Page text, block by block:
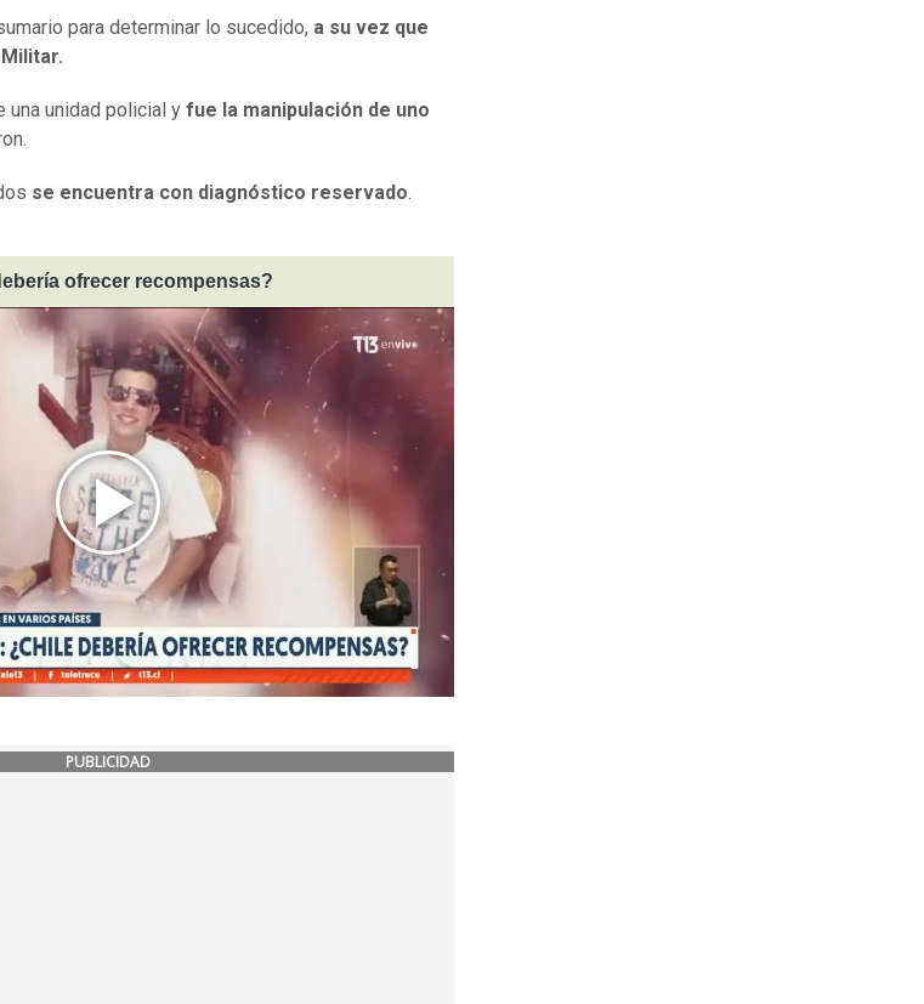
para determinar lo sucedido, a su vez que
una unidad policial y fue la manipulación de uno
se encuentra con diagnóstico reservado.
ofrecer recompensas?
PUBLICIDAD